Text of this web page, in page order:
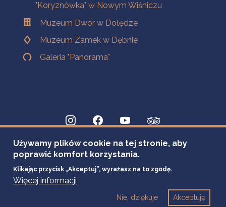
"Koryznówka" w Nowym Wiśniczu
Muzeum Dwór w Dołędze
Muzeum Zamek w Dębnie
Galeria "Panorama"
Używamy plików cookie na tej stronie, aby
poprawić komfort korzystania.
Klikając przycisk „Akceptuj”, wyrażasz na to zgodę.
Więcej informacji
Akceptuję
Nie, dziękuje